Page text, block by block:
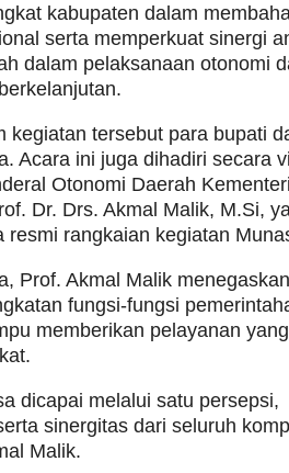
kabupaten dalam
serta memperkuat sinergi
dalam pelaksanaan otonomi
kegiatan tersebut para bupati
Acara ini juga dihadiri secara
Otonomi Daerah
Dr. Drs. Akmal Malik, M.Si,
resmi rangkaian kegiatan
Prof. Akmal Malik menegaskan
fungsi-fungsi
memberikan pelayanan
dicapai melalui satu persepsi,
sinergitas dari seluruh
Malik.